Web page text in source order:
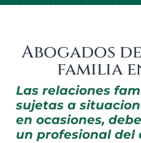
Abogados
familia
Las relaciones
sujetas a
en ocasiones,
un profesional del